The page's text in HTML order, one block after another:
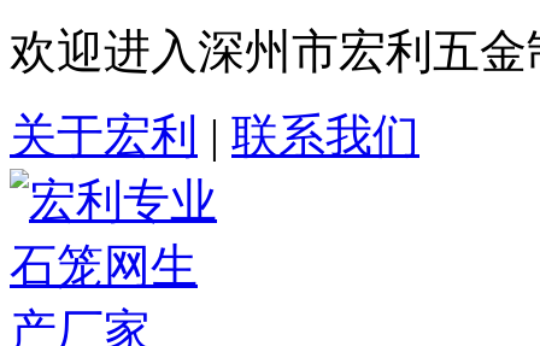
欢迎进入深州市宏利五
关于宏利 | 联系我们